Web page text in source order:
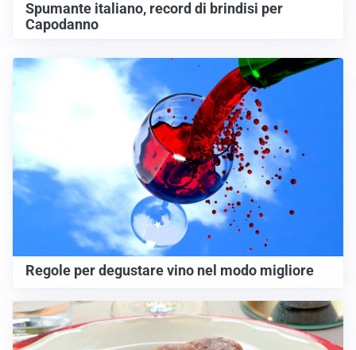
Spumante italiano, record di brindisi per
Capodanno
Regole per degustare vino nel modo migliore